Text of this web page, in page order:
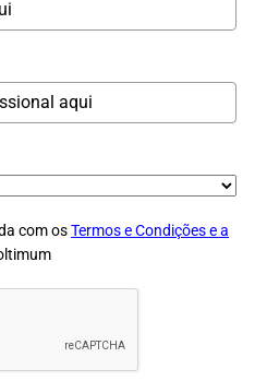
com osTermos e Condições e a